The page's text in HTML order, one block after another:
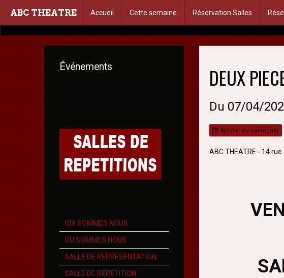
ABC THEATRE Accueil Cette semaine Réservation Salles
DEUX
Du 07/04/
Ajouter au calendrier
ABC THEATRE - 14
Événements
QUI SOMMES NOUS
OU SOMMES NOUS
SALLE DE REPRESENTATION
SALLE DE REPETITION